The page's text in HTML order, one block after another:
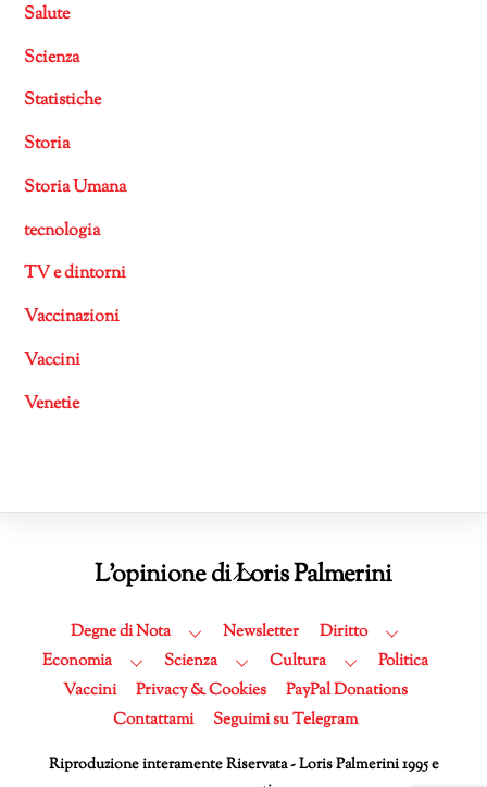
Salute
Scienza
Statistiche
Storia
Storia Umana
tecnologia
TV e dintorni
Vaccinazioni
Vaccini
Venetie
Back
Top
L'opinione di Loris Palmerini
Degne di Nota Newsletter
Diritto
Economia
Scienza Cultura
Politica
Vaccini
Privacy & Cookies
PayPal Donations
Contattami
Seguimi su Telegram
Riproduzione interamente Riservata - Loris Palmerini 1995 e